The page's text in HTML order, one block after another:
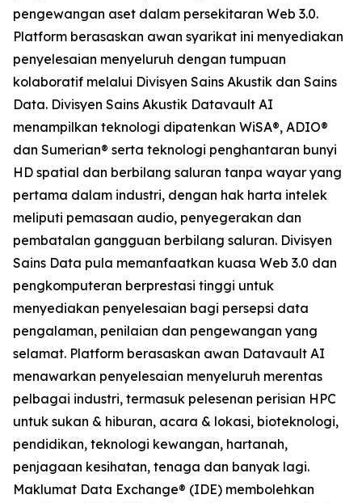
pengewangan aset dalam persekitaran Web 3.0.
Platform berasaskan awan syarikat ini menyediakan
penyelesaian menyeluruh dengan tumpuan
kolaboratif melalui Divisyen Sains Akustik dan Sains
Data. Divisyen Sains Akustik Datavault AI
menampilkan teknologi dipatenkan WiSA®, ADIO®
dan Sumerian® serta teknologi penghantaran bunyi
HD spatial dan berbilang saluran tanpa wayar yang
pertama dalam industri, dengan hak harta intelek
meliputi pemasaan audio, penyegerakan dan
pembatalan gangguan berbilang saluran. Divisyen
Sains Data pula memanfaatkan kuasa Web 3.0 dan
pengkomputeran berprestasi tinggi untuk
menyediakan penyelesaian bagi persepsi data
pengalaman, penilaian dan pengewangan yang
selamat. Platform berasaskan awan Datavault AI
menawarkan penyelesaian menyeluruh merentas
pelbagai industri, termasuk pelesenan perisian HPC
untuk sukan & hiburan, acara & lokasi, bioteknologi,
pendidikan, teknologi kewangan, hartanah,
penjagaan kesihatan, tenaga dan banyak lagi.
Maklumat Data Exchange® (IDE) membolehkan